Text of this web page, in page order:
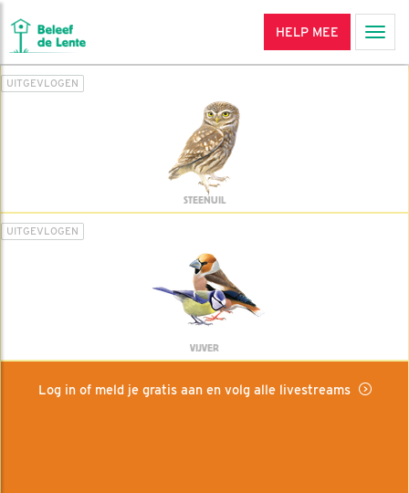
HELP MEE
UITGEVLOGEN
STEENUIL
UITGEVLOGEN
VIJVER
Log in of meld je gratis aan en volg alle livestreams